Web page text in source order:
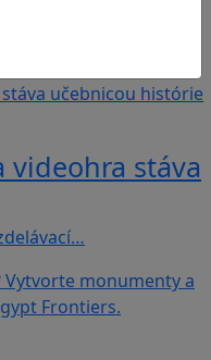
tabu a len…
videohra stáva